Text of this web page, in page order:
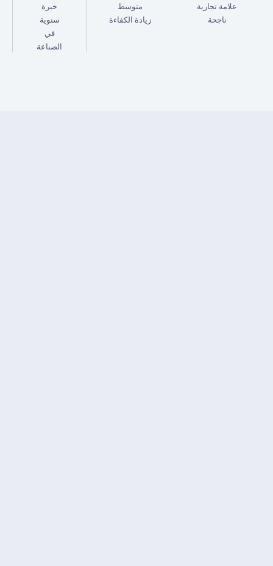
علامة تجارية
ناجحة
متوسط
زيادة الكفاءة
خبرة
سنوية
في
الصناعة